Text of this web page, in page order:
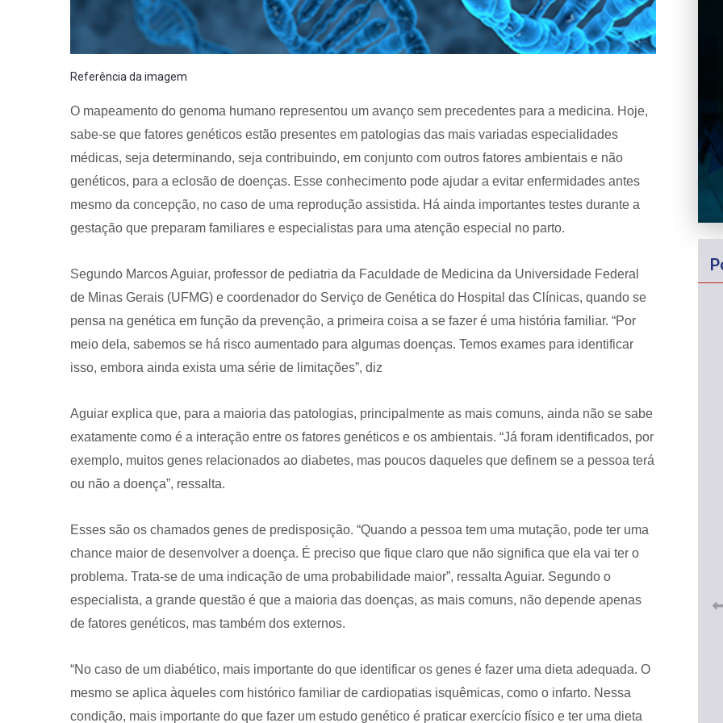
Referência da imagem
O mapeamento do genoma humano representou um avanço sem precedentes para a medicina. Hoje,
sabe-se que fatores genéticos estão presentes em patologias das mais variadas especialidades
médicas, seja determinando, seja contribuindo, em conjunto com outros fatores ambientais e não
genéticos, para a eclosão de doenças. Esse conhecimento pode ajudar a evitar enfermidades antes
mesmo da concepção, no caso de uma reprodução assistida. Há ainda importantes testes durante a
gestação que preparam familiares e especialistas para uma atenção especial no parto.
Segundo Marcos Aguiar, professor de pediatria da Faculdade de Medicina da Universidade Federal
de Minas Gerais (UFMG) e coordenador do Serviço de Genética do Hospital das Clínicas, quando se
pensa na genética em função da prevenção, a primeira coisa a se fazer é uma história familiar. “Por
meio dela, sabemos se há risco aumentado para algumas doenças. Temos exames para identificar
isso, embora ainda exista uma série de limitações”, diz
Aguiar explica que, para a maioria das patologias, principalmente as mais comuns, ainda não se sabe
exatamente como é a interação entre os fatores genéticos e os ambientais. “Já foram identificados, por
exemplo, muitos genes relacionados ao diabetes, mas poucos daqueles que definem se a pessoa terá
ou não a doença”, ressalta.
Esses são os chamados genes de predisposição. “Quando a pessoa tem uma mutação, pode ter uma
chance maior de desenvolver a doença. É preciso que fique claro que não significa que ela vai ter o
problema. Trata-se de uma indicação de uma probabilidade maior”, ressalta Aguiar. Segundo o
especialista, a grande questão é que a maioria das doenças, as mais comuns, não depende apenas
de fatores genéticos, mas também dos externos.
“No caso de um diabético, mais importante do que identificar os genes é fazer uma dieta adequada. O
mesmo se aplica àqueles com histórico familiar de cardiopatias isquêmicas, como o infarto. Nessa
condição, mais importante do que fazer um estudo genético é praticar exercício físico e ter uma dieta
farmacêutico em nova resolução
da Anvisa sobre medicamentos à
base de Cannabis
29 de janeiro de 2026
CRF-SP e garante continuidade
do acesso gratuito à Academia
Virtual de Farmácia
26 de maio de 2026